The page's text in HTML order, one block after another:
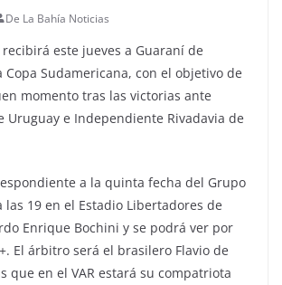
De La Bahía Noticias
este jueves a Guaraní de
Copa Sudamericana, con el objetivo de
momento tras las victorias ante
Uruguay e Independiente Rivadavia de
a la quinta fecha del Grupo
las 19 en el Estadio Libertadores de
Enrique Bochini y se podrá ver por
El árbitro será el brasilero Flavio de
que en el VAR estará su compatriota